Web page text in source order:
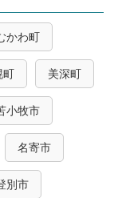
かわ町
町 美深町
小牧市
名寄市
別市